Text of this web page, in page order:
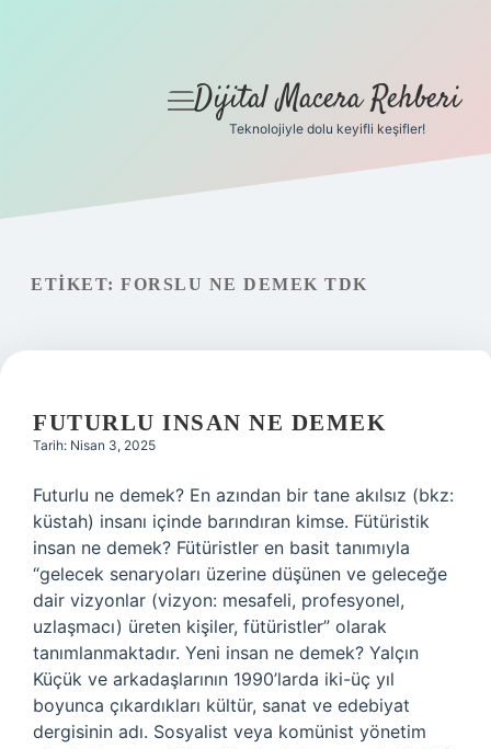
Gizlilik Politikası
menüyü
Dijital Macera Rehberi
Teknolojiyle dolu keyifli keşifler!
ETIKET: FORSLU NE DEMEK TDK
FUTURLU INSAN NE DEMEK
Tarih: Nisan 3, 2025
Futurlu ne demek? En azından bir tane akılsız (bkz:
küstah) insanı içinde barındıran kimse. Fütüristik
insan ne demek? Fütüristler en basit tanımıyla
“gelecek senaryoları üzerine düşünen ve geleceğe
dair vizyonlar (vizyon: mesafeli, profesyonel,
uzlaşmacı) üreten kişiler, fütüristler” olarak
tanımlanmaktadır. Yeni insan ne demek? Yalçın
Küçük ve arkadaşlarının 1990’larda iki-üç yıl
boyunca çıkardıkları kültür, sanat ve edebiyat
dergisinin adı. Sosyalist veya komünist yönetim